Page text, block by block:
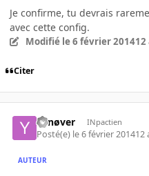
Je confirme, tu devrais
avec cette config.
Modifié le 6 février 201412
Citer
Yanøver INpactien
Posté(e) le 6 février 201412
AUTEUR